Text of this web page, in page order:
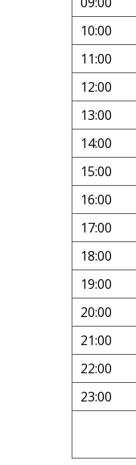
10:00
11:00
12:00
13:00
14:00
15:00
16:00
17:00
18:00
19:00
20:00
21:00
22:00
23:00